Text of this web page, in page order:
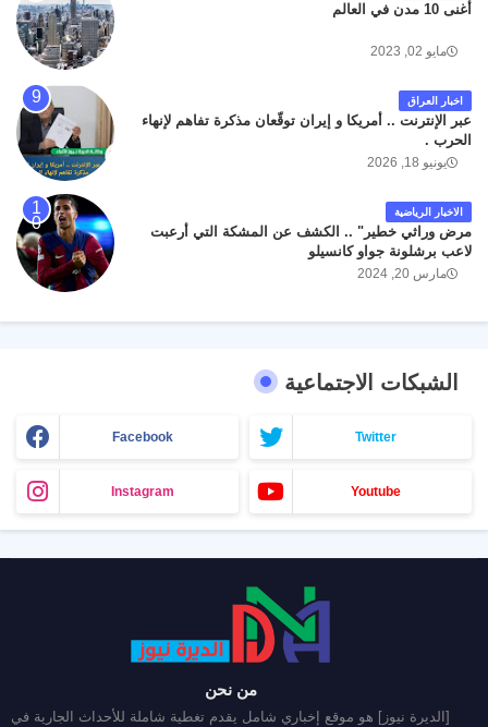
أغنى 10 مدن في العالم
مايو 02, 2023
اخبار العراق
عبر الإنترنت .. أمريكا و إيران توقّعان مذكرة تفاهم لإنهاء
الحرب .
يونيو 18, 2026
الاخبار الرياضية
مرض وراثي خطير" .. الكشف عن المشكة التي أرعبت
لاعب برشلونة جواو كانسيلو
مارس 20, 2024
الشبكات الاجتماعية
Facebook Twitter
Instagram Youtube
من نحن
[الديرة نيوز] هو موقع إخباري شامل يقدم تغطية شاملة للأحداث الجارية في